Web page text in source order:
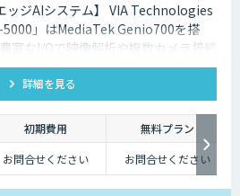
ッジAIシステム】 VIA Technologies
」はMediaTek Genio700を搭
富なI/Oで映像解析や複数カメラ接続
つ小型で柔軟な設置が可能です。
詳細を見る
初期費用
無料プラン
お問合せください お問合せください